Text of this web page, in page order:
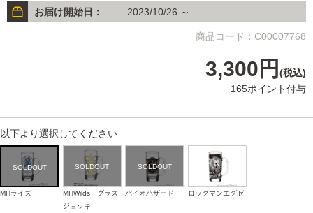
お届け開始日： 2023/10/26 ～
商品コード：C00007768
3,300円 (税込)
165ポイント付与
以下より選択してください
MHライズ
MHWilds グラス
ジョッキ
バイオハザード ロックマンエグゼ